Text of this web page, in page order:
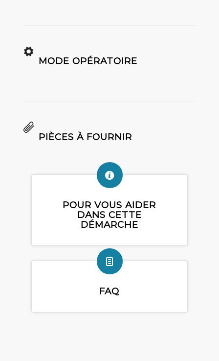
MODE OPÉRATOIRE
PIÈCES À FOURNIR
POUR VOUS AIDER
DANS CETTE
DÉMARCHE
FAQ